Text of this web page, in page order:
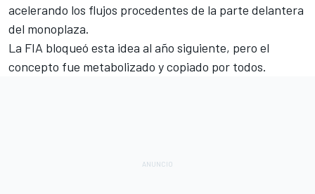
acelerando los flujos procedentes de la parte delantera
del monoplaza.
La FIA bloqueó esta idea al año siguiente, pero el
concepto fue metabolizado y copiado por todos.